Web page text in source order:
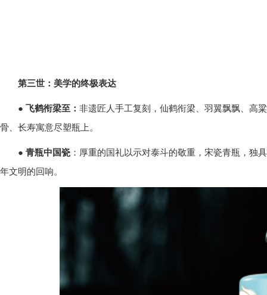
第三世：美学的终极表达
● 飞鹤衔梁至： 非遗匠人手工复刻，仙鹤衔梁、羽翼飘飘、高
骨、长寿寓意尽塑瓶上。
● 青瓶中国瓷 ：厚重的国礼以示对泰斗的敬重，宋瓷青瓶，独
年文明的回响。